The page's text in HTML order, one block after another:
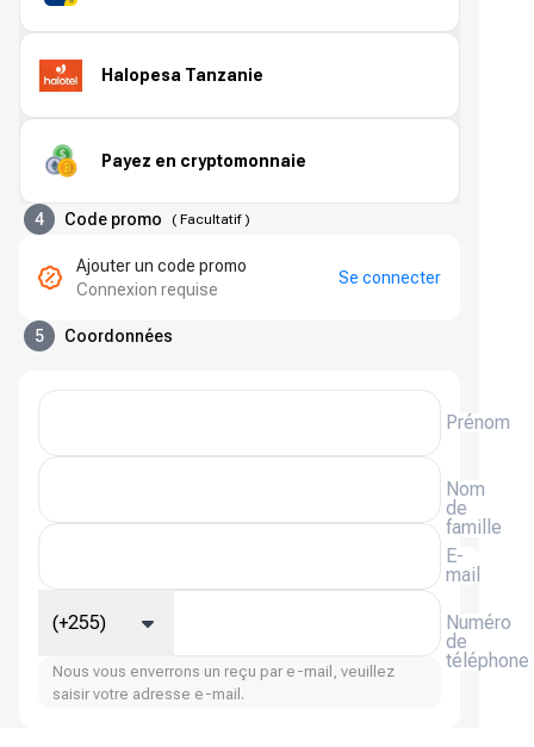
Halopesa Tanzanie
Payez en cryptomonnaie
4 Code promo ( Facultatif)
Ajouter un code promo
Connexion requise
Se connecter
5 Coordonnées
Prénom
Nom
de
famille
E-
mail
Numéro
de
téléphone
(+255)
Nous vous enverrons un reçu par e-mail, veuillez
saisir votre adresse e-mail.